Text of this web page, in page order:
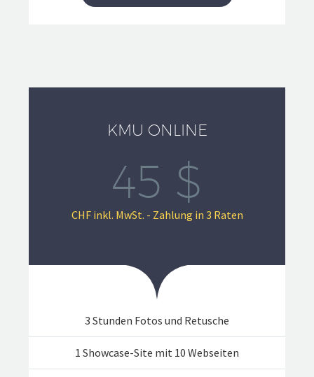
KMU ONLINE
45 $
CHF inkl. MwSt. - Zahlung in 3 Raten
3 Stunden Fotos und Retusche
1 Showcase-Site mit 10 Webseiten